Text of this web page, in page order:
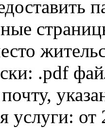
.pdf
услуги: от